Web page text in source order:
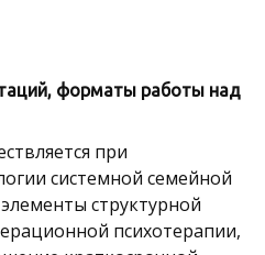
форматы работы над
при
системной семейной
структурной
психотерапии,